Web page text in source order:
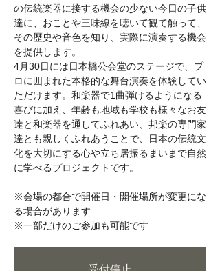
の伝統楽器に接する機会の少ない今日の子供
達に、おことや三味線を聴いて観て触って、
その歴史や音色を知り、実際に演奏する機会
を提供します。
4月30日には日本橋公会堂のステージで、プ
ロに囲まれた本格的な舞台演奏を体験してい
ただけます。和楽器で1曲弾けるようになる
喜びに加え、年齢も地域も学校も様々なお友
達と和楽器を通してふれあい、邦楽の専門家
達とも親しくふれあうことで、日本の伝統文
化を大切にする心や立ち居振るまいまで自然
に学べるプロジェクトです。
※会場の都合で開催日・開催場所が変更にな
る場合があります
※一部だけのご参加も可能です